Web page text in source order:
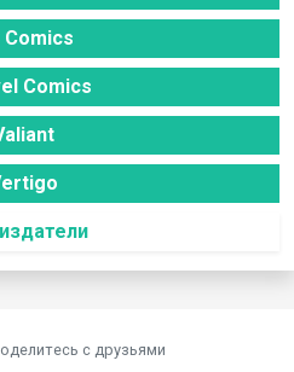
Comics
Comics
c друзьями